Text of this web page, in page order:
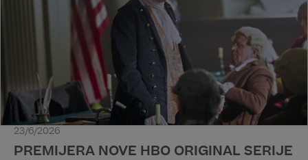
23/6/2026
PREMIJERA NOVE HBO ORIGINAL SERIJE